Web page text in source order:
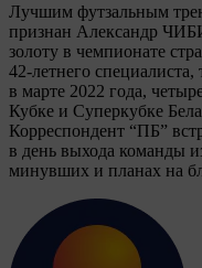
Лучшим футзальным
признан Александр
золоту в чемпионате
42-летнего специалиста,
в марте 2022 года,
Кубке и Суперкубке
Корреспондент “ПБ”
в день выхода команды
минувших и планах на